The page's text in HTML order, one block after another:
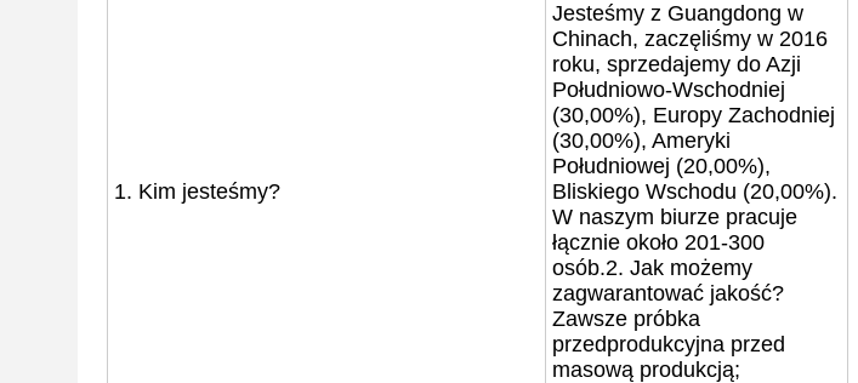
1. Kim jesteśmy?
Jesteśmy z Guangdong w
Chinach, zaczęliśmy w 2016
roku, sprzedajemy do Azji
Południowo-Wschodniej
(30,00%), Europy Zachodniej
(30,00%), Ameryki
Południowej (20,00%),
Bliskiego Wschodu (20,00%).
W naszym biurze pracuje
łącznie około 201-300
osób.2. Jak możemy
zagwarantować jakość?
Zawsze próbka
przedprodukcyjna przed
masową produkcją;